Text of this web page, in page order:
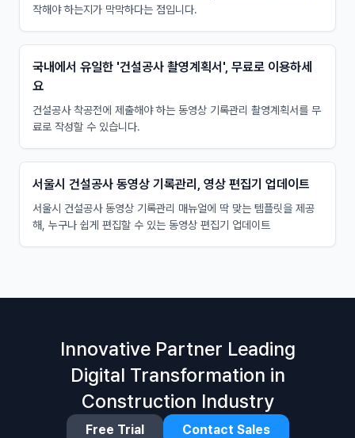
작해야 하는지가 막막하다는 점입니다.
국내에서 유일한 '건설공사 촬영계획서', 무료로 이용하세
요
건설공사 착공전에 제출해야 하는 동영상 기록관리 촬영계획서를 무
료로 작성할 수 있습니다.
서울시 건설공사 동영상 기록관리, 영상 편집기 업데이트
서울시 건설공사 동영상 기록관리 매뉴얼에 딱 맞는 템플릿을 제공
해, 누구나 쉽게 편집할 수 있는 동영상 편집기 업데이트
Innovative Partner Leading
Digital Transformation in
Construction Industry
Free Trial Contact Sales